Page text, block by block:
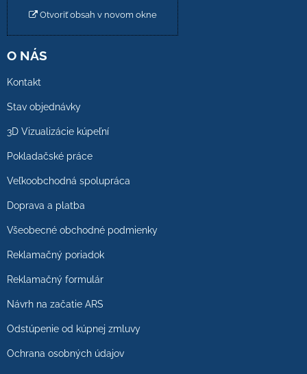
Otvoriť obsah v novom okne
O NÁS
Kontakt
Stav objednávky
3D Vizualizácie kúpeľní
Pokladačské práce
Veľkoobchodná spolupráca
Doprava a platba
Všeobecné obchodné podmienky
Reklamačný poriadok
Reklamačný formulár
Návrh na začatie ARS
Odstúpenie od kúpnej zmluvy
Ochrana osobných údajov